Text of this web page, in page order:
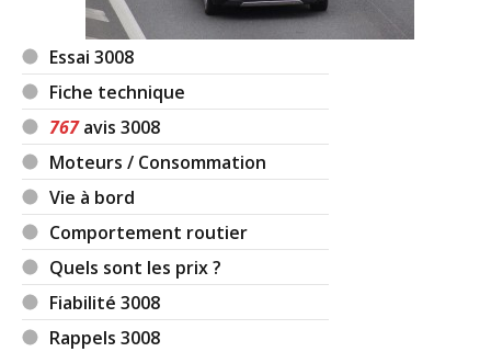
Essai 3008
Fiche technique
767avis 3008
Moteurs / Consommation
Vie à bord
Comportement routier
Quels sont les prix ?
Fiabilité 3008
Rappels 3008